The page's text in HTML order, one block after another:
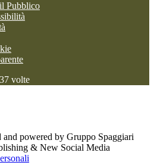
Pubblico
volte
powered by Gruppo Spaggiari
& New Social Media